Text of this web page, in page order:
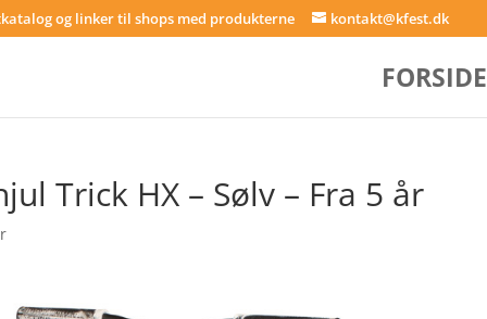
og linker til shops med produkterne kontakt@kfest.dk
FORSIDE
Trick HX – Sølv – Fra 5 år